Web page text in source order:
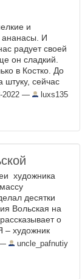
и
ананасы. И
радует своей
он сладкий.
в Костко. До
штуку, сейчас
лежит кирпич
2022 — luxs135
художника
десятки
Вольская на
о
– художник
написаны с
uncle_pafnutiy